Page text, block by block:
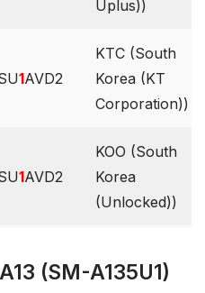
Uplus))
1AVD2
KTC (South
Korea (KT
Corporation))
1AVD2
KOO (South
Korea
(Unlocked))
(SM-A135U1)